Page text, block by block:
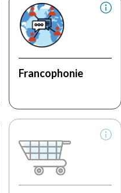
Francophonie